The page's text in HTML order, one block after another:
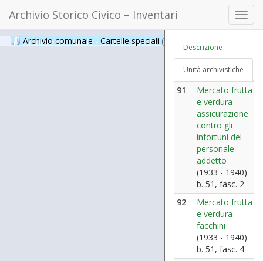
Archivio Storico Civico – Inventari
Archivio comunale - Cartelle speciali (397)
Descrizione
Unità archivistiche
91
Mercato frutta
e verdura -
assicurazione
contro gli
infortuni del
personale
addetto
(1933 - 1940)
b. 51, fasc. 2
92
Mercato frutta
e verdura -
facchini
(1933 - 1940)
b. 51, fasc. 4